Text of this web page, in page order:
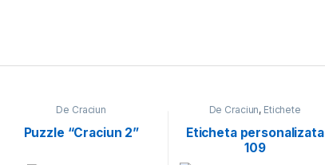
De Craciun
Puzzle “Craciun 2”
De Craciun, Etichete
Eticheta personalizata
109